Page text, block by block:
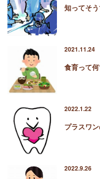
知ってそ
2021.11.24
食育って
2022.1.22
プラスワ
2022.9.26